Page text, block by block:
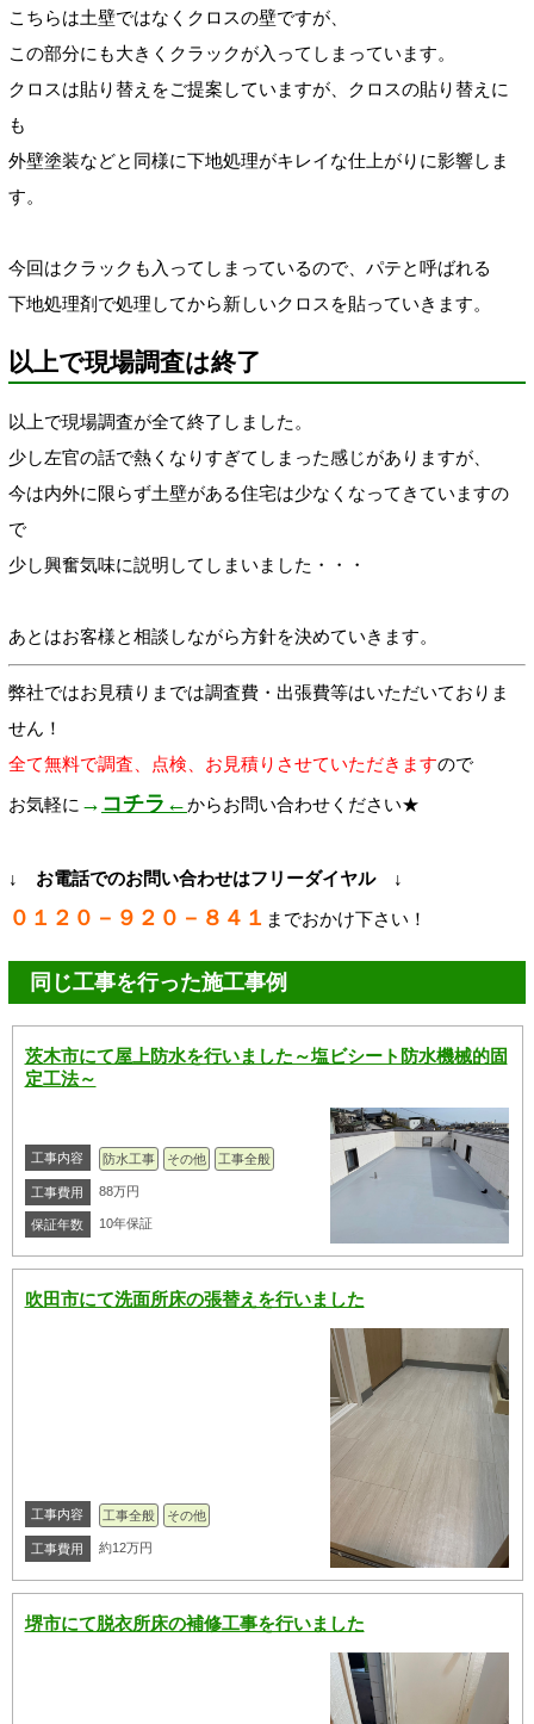
こちらは土壁ではなくクロスの壁ですが、
この部分にも大きくクラックが入ってしまっています。
クロスは貼り替えをご提案していますが、クロスの貼り替えに
も
外壁塗装などと同様に下地処理がキレイな仕上がりに影響しま
す。
今回はクラックも入ってしまっているので、パテと呼ばれる
下地処理剤で処理してから新しいクロスを貼っていきます。
以上で現場調査は終了
以上で現場調査が全て終了しました。
少し左官の話で熱くなりすぎてしまった感じがありますが、
今は内外に限らず土壁がある住宅は少なくなってきていますの
で
少し興奮気味に説明してしまいました・・・
あとはお客様と相談しながら方針を決めていきます。
弊社ではお見積りまでは調査費・出張費等はいただいておりま
せん！
全て無料で調査、点検、お見積りさせていただきますので
お気軽に → コチラ←からお問い合わせください★
↓ お電話でのお問い合わせはフリーダイヤル ↓
０１２０－９２０－８４１ までおかけ下さい！
同じ工事を行った施工事例
茨木市にて屋上防水を行いました～塩ビシート防水機械的固
定工法～
工事内容 防水工事 その他 工事全般
工事費用 88万円
保証年数 10年保証
吹田市にて洗面所床の張替えを行いました
工事内容 工事全般 その他
工事費用 約12万円
堺市にて脱衣所床の補修工事を行いました